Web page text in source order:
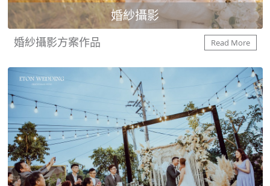
婚紗攝影
婚紗攝影方案作品 Read More